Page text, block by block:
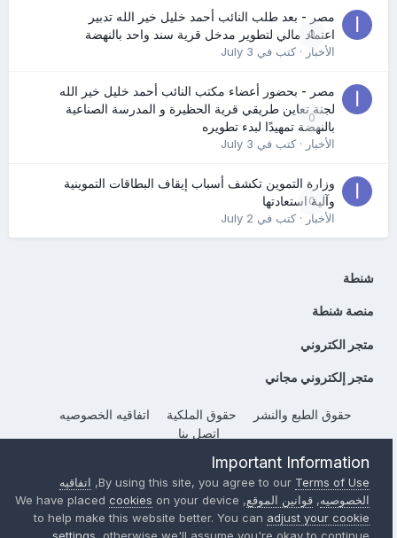
0
مصر - بعد طلب النائب أحمد خليل خير الله تدبير
اعتماد مالي لتطوير مدخل قرية سند واحد بالنهضة
الأخبار· كتب في July 3
0
مصر - بحضور أعضاء مكتب النائب أحمد خليل خير الله
لجنة تعاين طريقي قرية الحظيرة و المدرسة الصناعية
بالنهضة تمهيدًا لبدء تطويره
الأخبار· كتب في July 3
0
وزارة التموين تكشف أسباب إيقاف البطاقات التموينية
وآلية استعادتها
الأخبار· كتب في July 2
شنطة
منصة شنطة
متجر الكتروني
متجر إلكتروني مجاني
حقوق الطبع والنشر حقوق الملكية
اتفاقيه الخصوصيه
إتصل بنا
Powered by Invision CommunityImportant Information
By using this site, you agree to ourTerms of Use
, اتفاقيه
الخصوصيه, قوانين الموقع, We have placed
cookies on your device
to help make this website better. You canadjust your cookie